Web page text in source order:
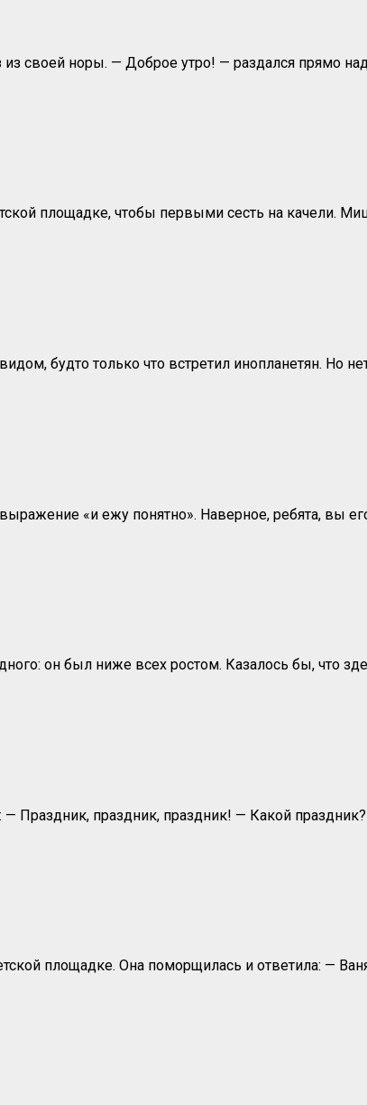
своей норы. — Доброе утро! — раздался прямо
площадке, чтобы первыми сесть на качели.
будто только что встретил инопланетян. Но
«и ежу понятно». Наверное, ребята, вы
он был ниже всех ростом. Казалось бы, что
праздник, праздник! — Какой
площадке. Она поморщилась и ответила: —